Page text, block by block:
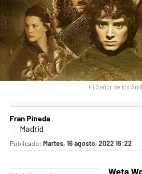
El Señor de los
Fran Pineda
Madrid
Publicado: Martes, 16 agosto, 2022 16:22
Weta